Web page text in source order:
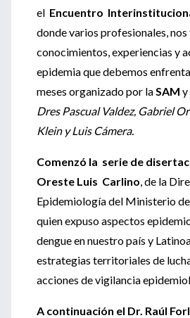
el Encuentro
donde varios profesionales,
conocimientos, experiencias y
epidemia que debemos
meses organizado por laSAM y
Dres Pascual Valdez, Gabriel
Klein y Luis Cámera.
Comenzó la serie de
Oreste Luis Carlino, de la
Epidemiología del Ministerio
quien expuso aspectos
dengue en nuestro país y
estrategias territoriales de
acciones de vigilancia
A continuación el Dr. Raúl